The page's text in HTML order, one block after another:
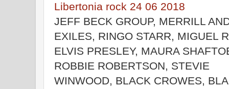
Libertonia rock 24 06 2018
JEFF BECK GROUP, MERRILL
EXILES, RINGO STARR, MIGUEL
ELVIS PRESLEY, MAURA
ROBBIE ROBERTSON, STEVIE
WINWOOD, BLACK CROWES,